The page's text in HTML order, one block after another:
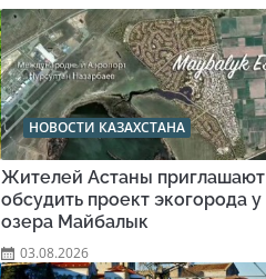
НОВОСТИ КАЗАХСТАНА
Жителей Астаны приглашают
обсудить проект экогорода у
озера Майбалык
03.08.2026